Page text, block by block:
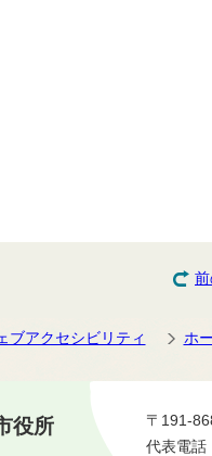
ブアクセシビリティ ホ
役所
〒191-
代表電話